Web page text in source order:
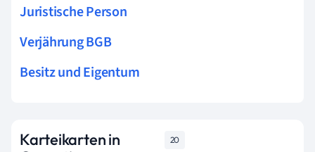
Juristische Person
Verjährung BGB
Besitz und Eigentum
Karteikarten in
20